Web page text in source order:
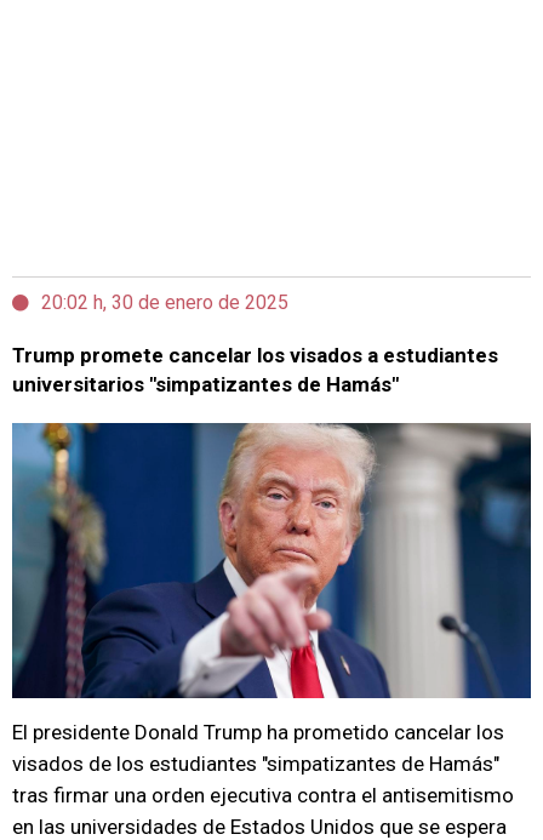
20:02 h, 30 de enero de 2025
Trump promete cancelar los visados a estudiantes
universitarios "simpatizantes de Hamás"
El presidente Donald Trump ha prometido cancelar los
visados de los estudiantes "simpatizantes de Hamás"
tras firmar una orden ejecutiva contra el antisemitismo
en las universidades de Estados Unidos que se espera